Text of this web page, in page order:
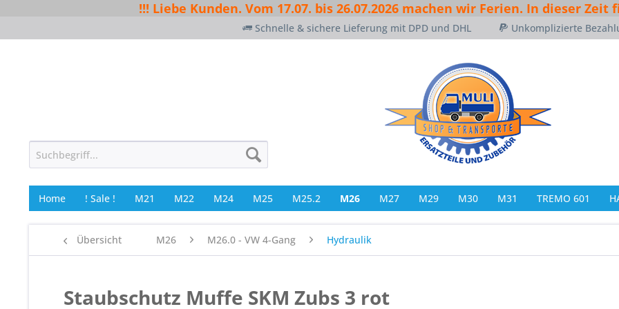
!!! Liebe Kunden. Vom 17.07. bis 26.07.2026 machen wir Ferien. In dieser
Schnelle & sichere Lieferung mit DPD und DHL Unkomplizierte
Home ! Sale ! M21 M22 M24 M25 M25.2 M26 M27 M29 M30 M31 TREMO 601
Übersicht M26 M26.0 - VW 4-Gang Hydraulik
Staubschutz Muffe SKM Zubs 3 rot